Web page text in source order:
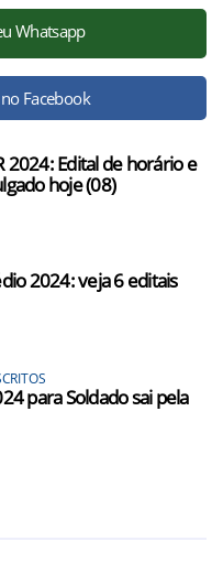
Whatsapp
Facebook
2024: Edital de horário e
hoje (08)
2024: veja 6 editais
para Soldado sai pela